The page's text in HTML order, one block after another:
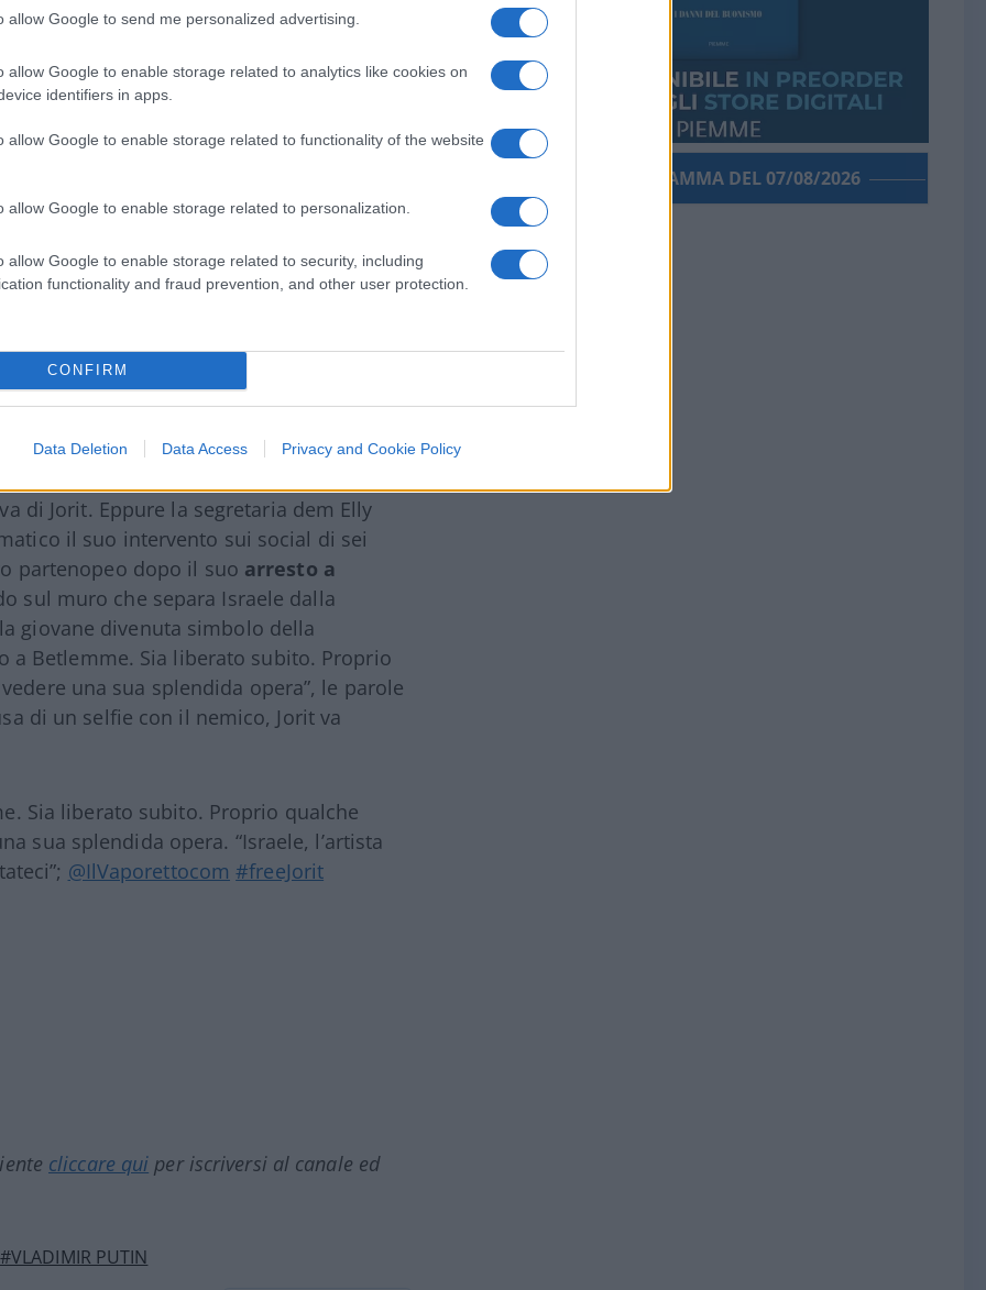
allow Google to send me personalized advertising.
allow Google to enable storage related to analytics like cookies on
identifiers in apps.
allow Google to enable storage related to functionality of the website
allow Google to enable storage related to personalization.
allow Google to enable storage related to security, including
functionality and fraud prevention, and other user protection.
CONFIRM
Data Deletion Data Access Privacy and Cookie Policy
Già col murale di Mariupol aveva
e genocidario del popolo ucraino
di essere uno strumento della
è ricercato per crimini di guerra e
aggiunto: “Mi auguro che le
che intrattengono rapporti economici
revocare le commesse in suo favore.
l’ennesima misura attiva messa in
l’impensabile
e più in generale della sinistra hanno
di Jorit. Eppure la segretaria dem Elly
il suo intervento sui social di sei
partenopeo dopo il suo arresto a
sul muro che separa Israele dalla
giovane divenuta simbolo della
a Betlemme. Sia liberato subito. Proprio
una sua splendida opera”, le parole
di un selfie con il nemico, Jorit va
Sia liberato subito. Proprio qualche
sua splendida opera. “Israele, l’artista
@IlVaporettocom #freeJorit
cliccare qui per iscriversi al canale ed
#VLADIMIR PUTIN
PORROGRAMMA DEL 07/08/2026